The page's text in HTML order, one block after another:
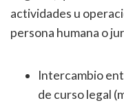
actividades u
persona humana o
Intercambio
de curso legal